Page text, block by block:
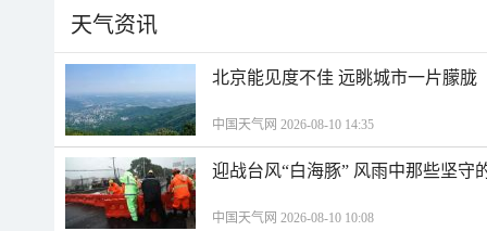
天气资讯
北京能见度不佳 远眺城市一片朦胧
中国天气网 2026-08-10 14:35
迎战台风“白海豚” 风雨中那些坚守
中国天气网 2026-08-10 10:08